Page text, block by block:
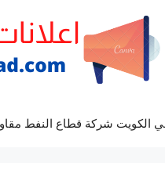
الكويت شركة قطاع النفط